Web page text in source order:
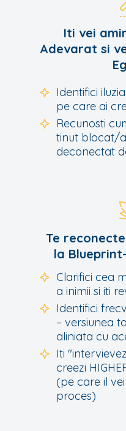
Iti vei
Adevarat si
Identifici
pe care ai
Recunosti
tinut blocat/
deconectat
Te
la
Clarifici cea
a inimii si iti
Identifici
– versiunea
aliniata cu
Iti
creezi
(pe care il
proces)